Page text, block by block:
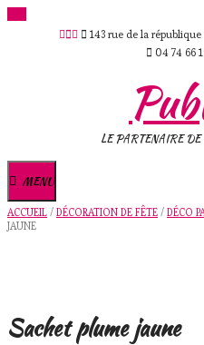
143 rue de la
04 74 66
LE PARTENAIRE
MENU
ACCUEIL / DÉCORATION DE FÊTE / DÉCO
JAUNE
Sachet plume jaune